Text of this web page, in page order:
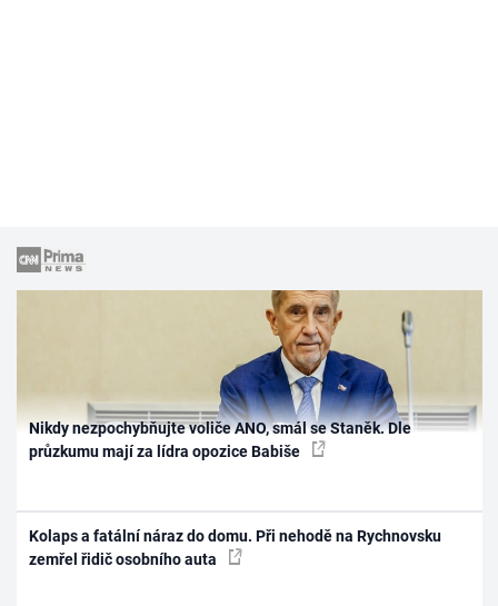
Nikdy nezpochybňujte voliče ANO, smál se Staněk. Dle
průzkumu mají za lídra opozice Babiše
Kolaps a fatální náraz do domu. Při nehodě na Rychnovsku
zemřel řidič osobního auta